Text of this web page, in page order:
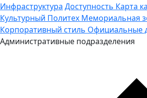
Инфраструктура Доступность Карта
Культурный Политех Мемориальная
Корпоративный стиль Официальные
Административные подразделения